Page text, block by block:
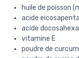
huile de poisson
acide
acide
vitamine E
poudre de